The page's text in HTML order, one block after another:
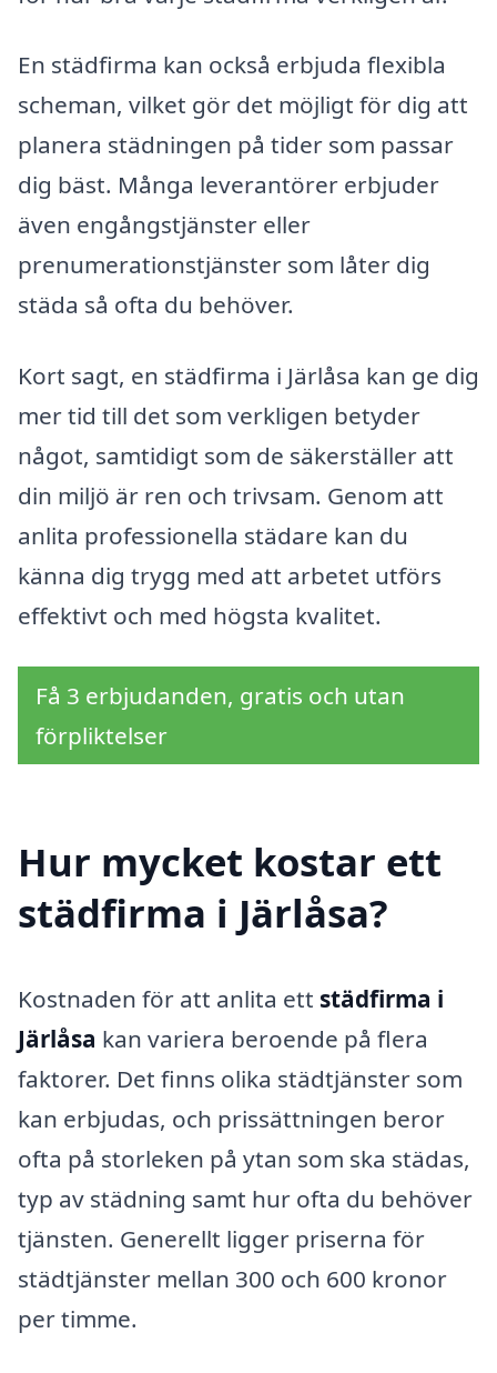
En städfirma kan också erbjuda flexibla
scheman, vilket gör det möjligt för dig att
planera städningen på tider som passar
dig bäst. Många leverantörer erbjuder
även engångstjänster eller
prenumerationstjänster som låter dig
städa så ofta du behöver.
Kort sagt, en städfirma i Järlåsa kan ge dig
mer tid till det som verkligen betyder
något, samtidigt som de säkerställer att
din miljö är ren och trivsam. Genom att
anlita professionella städare kan du
känna dig trygg med att arbetet utförs
effektivt och med högsta kvalitet.
Få 3 erbjudanden, gratis och utan
förpliktelser
Hur mycket kostar ett
städfirma i Järlåsa?
Kostnaden för att anlita ett städfirma i
Järlåsa kan variera beroende på flera
faktorer. Det finns olika städtjänster som
kan erbjudas, och prissättningen beror
ofta på storleken på ytan som ska städas,
typ av städning samt hur ofta du behöver
tjänsten. Generellt ligger priserna för
städtjänster mellan 300 och 600 kronor
per timme.